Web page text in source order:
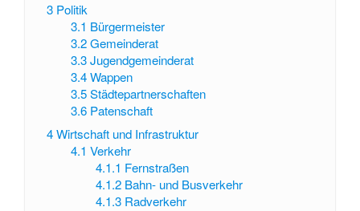
3 Politik
3.1 Bürgermeister
3.2 Gemeinderat
3.3 Jugendgemeinderat
3.4 Wappen
3.5 Städtepartnerschaften
3.6 Patenschaft
4Wirtschaft und Infrastruktur
4.1 Verkehr
4.1.1 Fernstraßen
4.1.2 Bahn- und Busverkehr
4.1.3 Radverkehr